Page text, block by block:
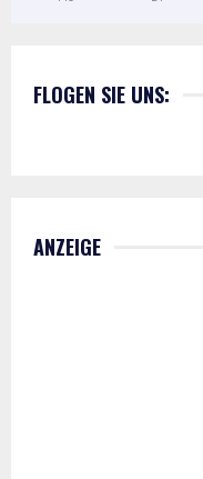
FLOGEN SIE UNS:
ANZEIGE